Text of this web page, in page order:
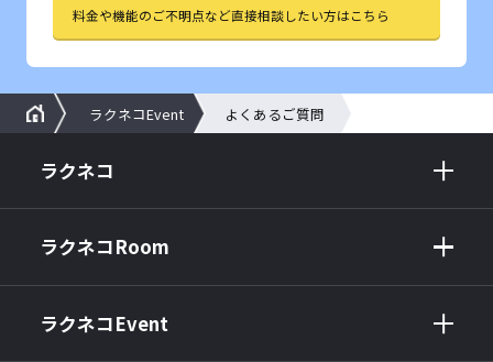
料金や機能のご不明点など直接相談したい方はこちら
ラクネコEvent よくあるご質問
ラクネコ
ラクネコRoom
ラクネコEvent